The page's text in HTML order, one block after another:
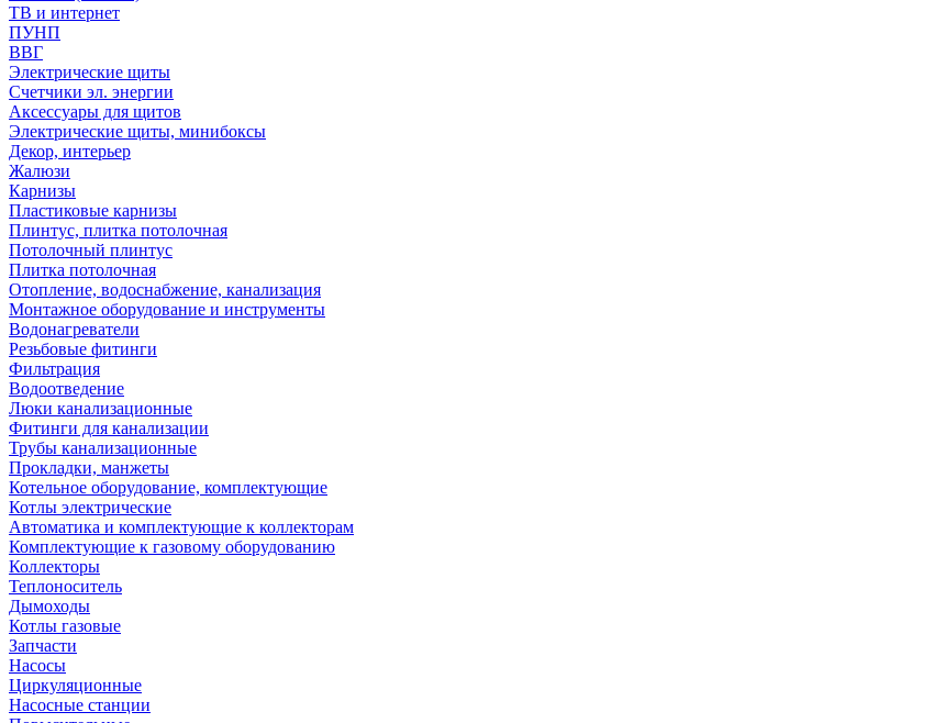
ТВ и интернет
ПУНП
ВВГ
Электрические щиты
Счетчики эл. энергии
Аксессуары для щитов
Электрические щиты, минибоксы
Декор, интерьер
Жалюзи
Карнизы
Пластиковые карнизы
Плинтус, плитка потолочная
Потолочный плинтус
Плитка потолочная
Отопление, водоснабжение, канализация
Монтажное оборудование и инструменты
Водонагреватели
Резьбовые фитинги
Фильтрация
Водоотведение
Люки канализационные
Фитинги для канализации
Трубы канализационные
Прокладки, манжеты
Котельное оборудование, комплектующие
Котлы электрические
Автоматика и комплектующие к коллекторам
Комплектующие к газовому оборудованию
Коллекторы
Теплоноситель
Дымоходы
Котлы газовые
Запчасти
Насосы
Циркуляционные
Насосные станции